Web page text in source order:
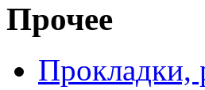
Прочее
Прокладки,